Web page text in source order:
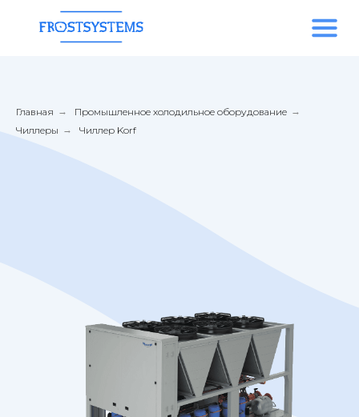
Главная → Промышленное холодильное оборудование →
Чиллеры → Чиллер Korf